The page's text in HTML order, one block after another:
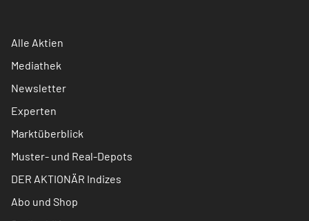
Alle Aktien
Mediathek
Newsletter
Experten
Marktüberblick
Muster- und Real-Depots
DER AKTIONÄR Indizes
Abo und Shop